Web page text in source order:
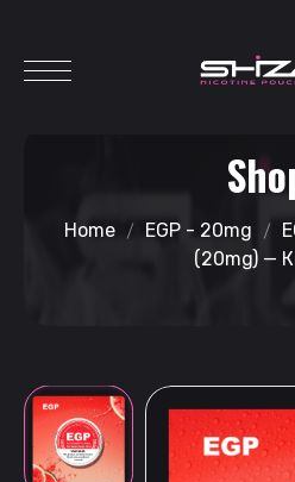
Home EGP - 20mg
(20mg) —